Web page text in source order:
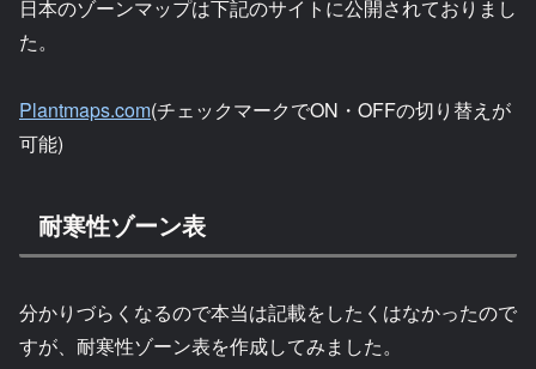
日本のゾーンマップは下記のサイトに公開されておりまし
た。
Plantmaps.com(チェックマークでON・OFFの切り替えが
可能)
耐寒性ゾーン表
分かりづらくなるので本当は記載をしたくはなかったので
すが、耐寒性ゾーン表を作成してみました。